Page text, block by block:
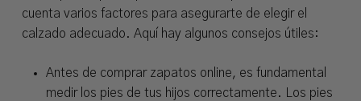
cuenta varios factores para asegurarte de elegir el
calzado adecuado. Aquí hay algunos consejos útiles:
Antes de comprar zapatos online, es fundamental
medir los pies de tus hijos correctamente. Los pies